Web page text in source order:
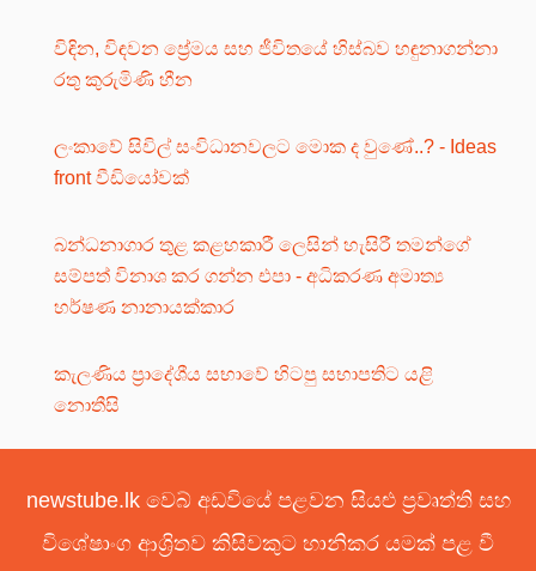
විඳින, විඳවන ප්‍රේමය සහ ජීවිතයේ හිස්බව හඳුනාගන්නා
රතු කුරුමිණි හීන
ලංකාවේ සිවිල් සංවිධානවලට මොක ද වුණේ..? - Ideas
front වීඩියෝවක්
බන්ධනාගාර තුළ කළහකාරී ලෙසින් හැසිරී තමන්ගේ
සම්පත් විනාශ කර ගන්න එපා - අධිකරණ අමාත්‍ය
හර්ෂණ නානායක්කාර
කැලණිය ප්‍රාදේශීය සභාවේ හිටපු සභාපතිට යළි
නොතීසි
newstube.lk වෙබ් අඩවියේ පළවන සියළු ප්‍රවෘත්ති සහ
විශේෂාංග ආශ්‍රිතව කිසිවකුට හානිකර යමක් පළ වී